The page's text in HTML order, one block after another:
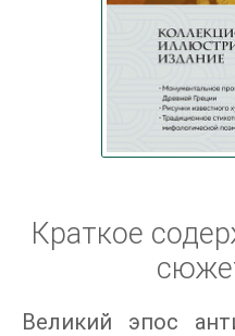
Краткое
Великий эпос